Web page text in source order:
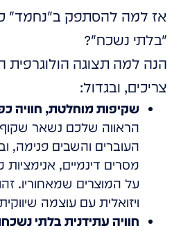
אז למה להסתפק ב"נחמד"
"בלתי נשכח"?
הנה למה תצוגה
צריכים, ובגדול:
שקיפות מוחלטת, חוויה
הראווה שלכם נשאר שקוף
העוברים והשבים פנימה,
מסרים דינמיים, אנימציות
על המוצרים שמאחוריו.
ויזואלית עם עוצמה
חוויה עתידנית בלתי